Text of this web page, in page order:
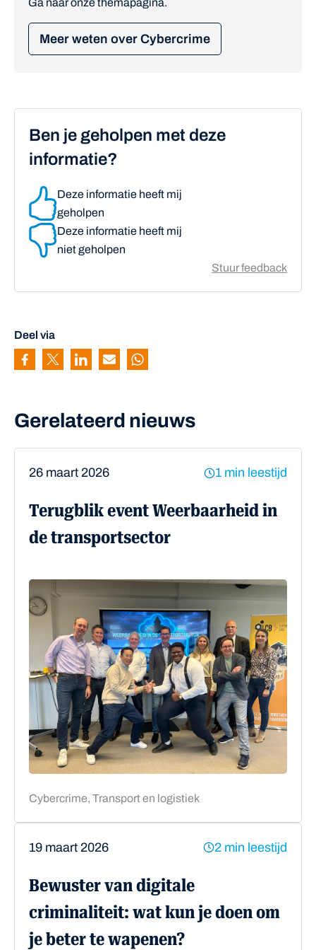
Ga naar onze themapagina.
Meer weten over Cybercrime
Ben je geholpen met deze
informatie?
Deze informatie heeft mij
geholpen
Deze informatie heeft mij
niet geholpen
Stuur feedback
Deel via
Pagina delen via Facebook
Pagina delen via Twitter
Pagina delen via Linkedin
Pagina delen via Mail
Pagina delen via Whatsapp
Gerelateerd nieuws
26 maart 2026 1 min leestijd
Terugblik event Weerbaarheid in
de transportsector
Cybercrime, Transport en logistiek
19 maart 2026 2 min leestijd
Bewuster van digitale
criminaliteit: wat kun je doen om
je beter te wapenen?